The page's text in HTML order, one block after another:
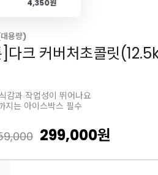
4,350원
용량)
]다크 커버처초콜릿
감과 작업성이 뛰어나요
지는 아이스박스 필수
299,000원